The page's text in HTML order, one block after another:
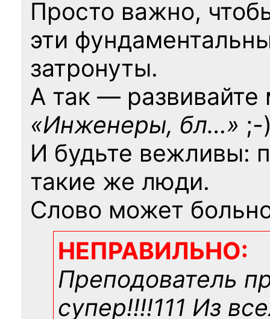
Просто важно,
эти
затронуты.
А так — развивайте
«Инженеры, бл…» ;-
И будьте вежливы:
такие же люди.
Слово может
НЕПРАВИЛЬНО:
Преподователь
супер!!!!111 Из